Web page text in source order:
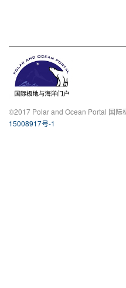
©2017 Polar and Ocean Portal 国际
15008917号-1